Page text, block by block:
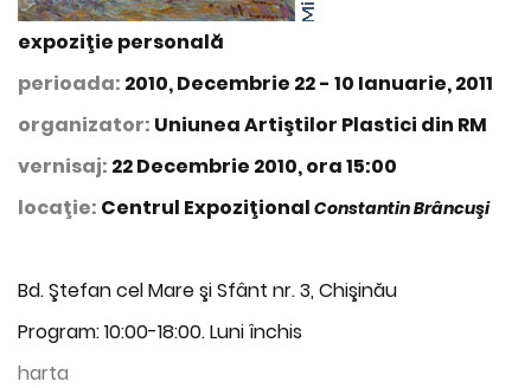
expoziţie personală
perioada: 2010, Decembrie 22 - 10 Ianuarie, 2011
organizator: Uniunea Artiştilor Plastici din RM
vernisaj: 22 Decembrie 2010, ora 15:00
locaţie: Centrul Expoziţional Constantin Brâncuşi
Bd. Ştefan cel Mare şi Sfânt nr. 3, Chişinău
Program: 10:00-18:00. Luni închis
harta